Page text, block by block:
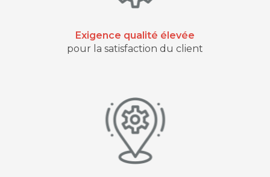
Exigence qualité élevée
pour la satisfaction du client